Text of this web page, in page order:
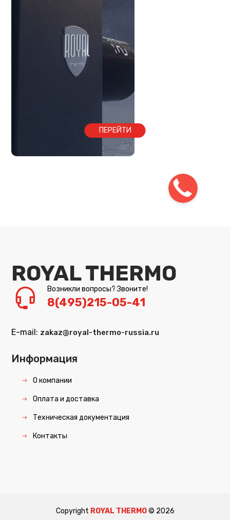
ПЕРЕЙТИ
ROYAL THERMO
Возникли вопросы? Звоните!
8(495)215-05-41
E-mail: zakaz@royal-thermo-russia.ru
Информация
О компании
Оплата и доставка
Техническая документация
Контакты
Copyright ROYAL THERMO© 2026